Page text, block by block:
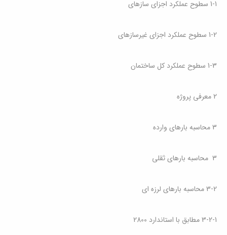
1-1 سطوح عملکرد اجزای سازهای
1-2 سطوح عملکرد اجزای غیرسازهای
1-3 سطوح عملکرد کل ساختمان
2 معرفی پروژه
3 محاسبه بارهای وارده
3 محاسبه بارهای ثقلی
3-2 محاسبه بارهای لرزه ای
3-2-1 مطابق با استاندارد 2800